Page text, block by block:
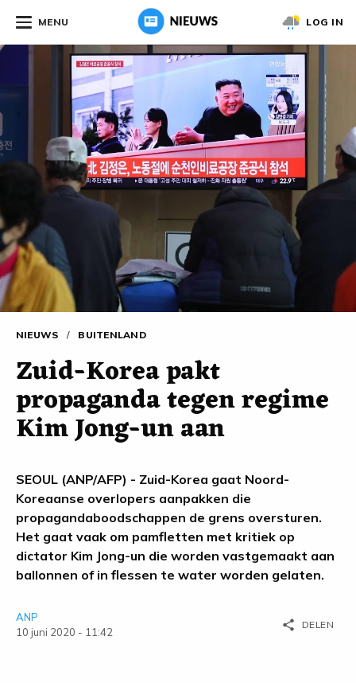
MENU LOG IN
NIEUWS / BUITENLAND
Zuid-Korea pakt
propaganda tegen regime
Kim Jong-un aan
SEOUL (ANP/AFP) - Zuid-Korea gaat Noord-
Koreaanse overlopers aanpakken die
propagandaboodschappen de grens oversturen.
Het gaat vaak om pamfletten met kritiek op
dictator Kim Jong-un die worden vastgemaakt aan
ballonnen of in flessen te water worden gelaten.
ANP
10 juni 2020 - 11:42
share DELEN